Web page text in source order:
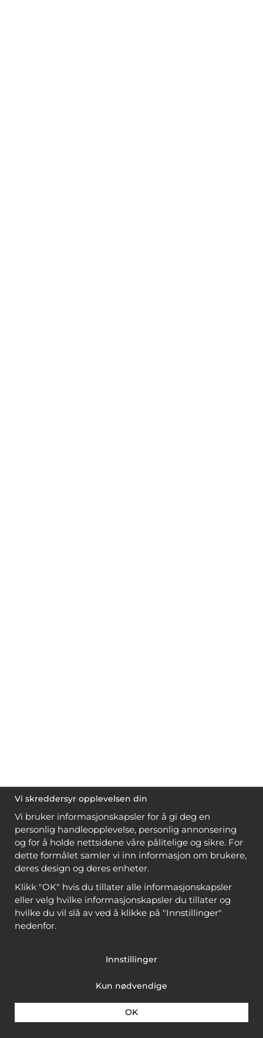
Vi skreddersyr opplevelsen din
Vi bruker informasjonskapsler for å gi deg en
personlig handleopplevelse, personlig annonsering
og for å holde nettsidene våre pålitelige og sikre. For
dette formålet samler vi inn informasjon om brukere,
deres design og deres enheter.
Klikk "OK" hvis du tillater alle informasjonskapsler
eller velg hvilke informasjonskapsler du tillater og
hvilke du vil slå av ved å klikke på "Innstillinger"
nedenfor.
Innstillinger
Kun nødvendige
OK